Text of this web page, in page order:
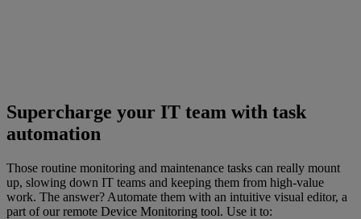
Supercharge your IT team with task
automation
Those routine monitoring and maintenance tasks can really mount
up, slowing down IT teams and keeping them from high-value
work. The answer? Automate them with an intuitive visual editor, a
part of our remote Device Monitoring tool. Use it to: